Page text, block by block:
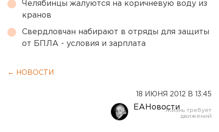
Челябинцы жалуются на коричневую воду из
кранов
Свердловчан набирают в отряды для защиты
от БПЛА - условия и зарплата
← НОВОСТИ
18 ИЮНЯ 2012 В 13:45
ЕАНовости